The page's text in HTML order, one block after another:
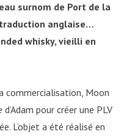
surnom de Port de la
anglaise…
whisky, vieilli en
commercialisation, Moon
pour créer une PLV
L’objet a été réalisé en